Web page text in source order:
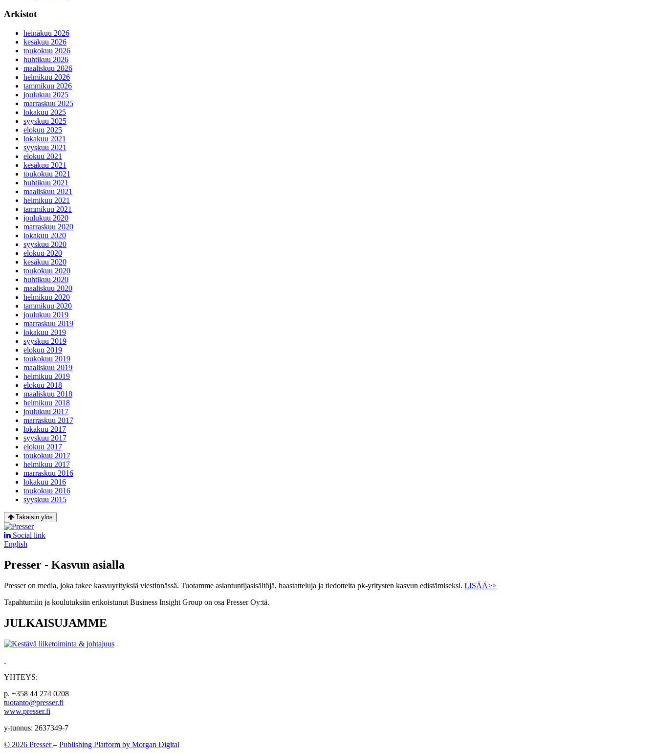
Arkistot
heinäkuu 2026
kesäkuu 2026
toukokuu 2026
huhtikuu 2026
maaliskuu 2026
helmikuu 2026
tammikuu 2026
joulukuu 2025
marraskuu 2025
lokakuu 2025
syyskuu 2025
elokuu 2025
lokakuu 2021
syyskuu 2021
elokuu 2021
kesäkuu 2021
toukokuu 2021
huhtikuu 2021
maaliskuu 2021
helmikuu 2021
tammikuu 2021
joulukuu 2020
marraskuu 2020
lokakuu 2020
syyskuu 2020
elokuu 2020
kesäkuu 2020
toukokuu 2020
huhtikuu 2020
maaliskuu 2020
helmikuu 2020
tammikuu 2020
joulukuu 2019
marraskuu 2019
lokakuu 2019
syyskuu 2019
elokuu 2019
toukokuu 2019
maaliskuu 2019
helmikuu 2019
elokuu 2018
maaliskuu 2018
helmikuu 2018
joulukuu 2017
marraskuu 2017
lokakuu 2017
syyskuu 2017
elokuu 2017
toukokuu 2017
helmikuu 2017
marraskuu 2016
lokakuu 2016
toukokuu 2016
syyskuu 2015
Takaisin ylös
Social link
English
Presser - Kasvun asialla
Presser on media, joka tukee kasvuyrityksiä viestinnässä. Tuotamme asiantuntijasisältöjä, haastatteluja ja tiedotteita pk-yritysten kasvun edistämiseksi. LISÄÄ>>
Tapahtumiin ja koulutuksiin erikoistunut Business Insight Group on osa Presser Oy:tä.
JULKAISUJAMME
YHTEYS:
p. +358 44 274 0208
tuotanto@presser.fi
www.presser.fi
y-tunnus: 2637349-7
© 2026 Presser– Publishing Platform by Morgan Digital